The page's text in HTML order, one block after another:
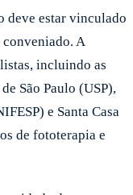
deve estar vinculado
A
incluindo as
São Paulo (USP),
e Santa Casa
de fototerapia e